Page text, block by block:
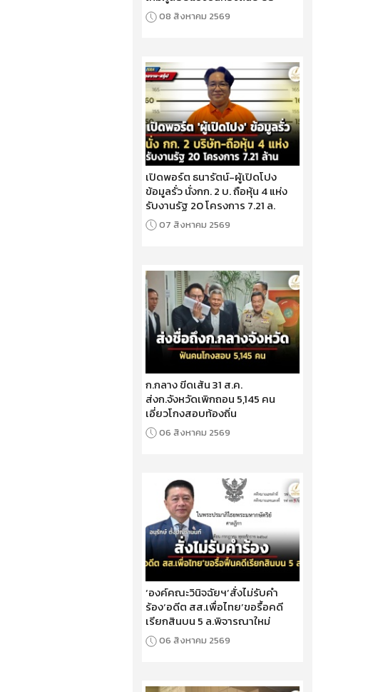
08 สิงหาคม 2569
เปิดพอร์ต ธนารัตน์-ผู้เปิดโปง
ข้อมูลรั่ว นั่งกก. 2 บ. ถือหุ้น 4 แห่ง
รับงานรัฐ 20 โครงการ 7.21 ล.
07 สิงหาคม 2569
ก.กลาง ขีดเส้น 31 ส.ค.
ส่งก.จังหวัดเพิกถอน 5,145 คน
เอี่ยวโกงสอบท้องถิ่น
06 สิงหาคม 2569
‘องค์คณะวินิจฉัยฯ’สั่งไม่รับคำ
ร้อง‘อดีต สส.เพื่อไทย’ขอรื้อคดี
เรียกสินบน 5 ล.พิจารณาใหม่
06 สิงหาคม 2569